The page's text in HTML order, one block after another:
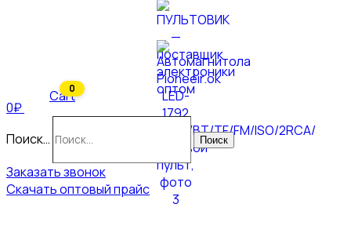
0₽
0
Cart
Поиск… Поиск
Заказать звонок
Скачать оптовый прайс